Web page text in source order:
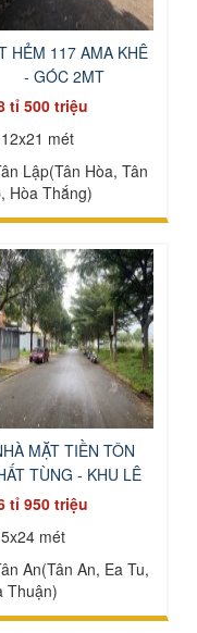
HẺM 117 AMA KHÊ
- GÓC 2MT
tỉ 500 triệu
12x21 mét
Lập(Tân Hòa, Tân
Hòa Thắng)
MẶT TIỀN TÔN
TÙNG - KHU LÊ
tỉ 950 triệu
5x24 mét
An(Tân An, Ea Tu,
Thuận)